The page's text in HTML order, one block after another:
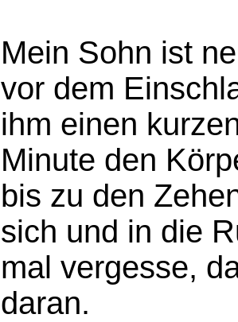
Mein Sohn ist
vor dem
ihm einen
Minute den
bis zu den
sich und in die
mal vergesse,
daran.